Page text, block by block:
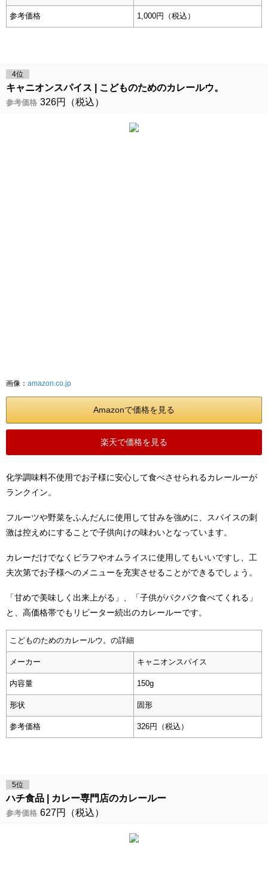
参考価格 1,000円（税込）
画像： amazon.co.jp
4位
キャニオンスパイス こどものためのカレールウ。
参考価格 326円（税込）
Amazonで価格を見る
楽天で価格を見る
化学調味料不使用でお子様に安心して食べさせられるカレールーが
ランクイン。
フルーツや野菜をふんだんに使用して甘みを強めに、スパイスの刺
激は控えめにすることで子供向けの味わいとなっています。
カレーだけでなくピラフやオムライスに使用してもいいですし、工
夫次第でお子様へのメニューを充実させることができるでしょう。
「甘めで美味しく出来上がる」、「子供がパクパク食べてくれる」
と、高価格帯でもリピーター続出のカレールーです。
こどものためのカレールウ。の詳細
メーカー キャニオンスパイス
内容量 150g
形状 固形
参考価格 326円（税込）
5位
ハチ食品 カレー専門店のカレールー
参考価格 627円（税込）